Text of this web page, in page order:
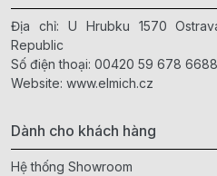
Địa chỉ: U Hrubku 1570
Republic
Số điện thoại: 00420 59 678 6688
Website: www.elmich.cz
Dành cho khách hàng
Hệ thống Showroom